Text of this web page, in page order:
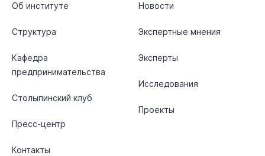
Об институте
Структура
Кафедра
предпринимательства
Столыпинский клуб
Пресс-центр
Контакты
Новости
Экспертные мнения
Эксперты
Исследования
Проекты